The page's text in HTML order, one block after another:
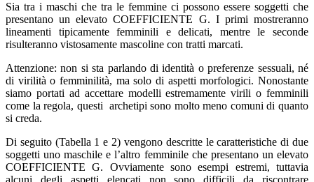
Sia tra i maschi che tra le femmine ci possono essere soggetti che
presentano un elevato COEFFICIENTE G. I primi mostreranno
lineamenti tipicamente femminili e delicati, mentre le seconde
risulteranno vistosamente mascoline con tratti marcati.
Attenzione: non si sta parlando di identità o preferenze sessuali, né
di virilità o femminilità, ma solo di aspetti morfologici. Nonostante
siamo portati ad accettare modelli estremamente virili o femminili
come la regola, questi archetipi sono molto meno comuni di quanto
si creda.
Di seguito (Tabella 1 e 2) vengono descritte le caratteristiche di due
soggetti uno maschile e l’altro femminile che presentano un elevato
COEFFICIENTE G. Ovviamente sono esempi estremi, tuttavia
alcuni degli aspetti elencati non sono difficili da riscontrare